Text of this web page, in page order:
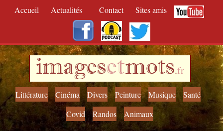
Accueil Actualités Contact Sites amis
imagesetmots.fr
Littérature Cinéma Divers Peinture Musique
Santé
Covid
Randos Animaux